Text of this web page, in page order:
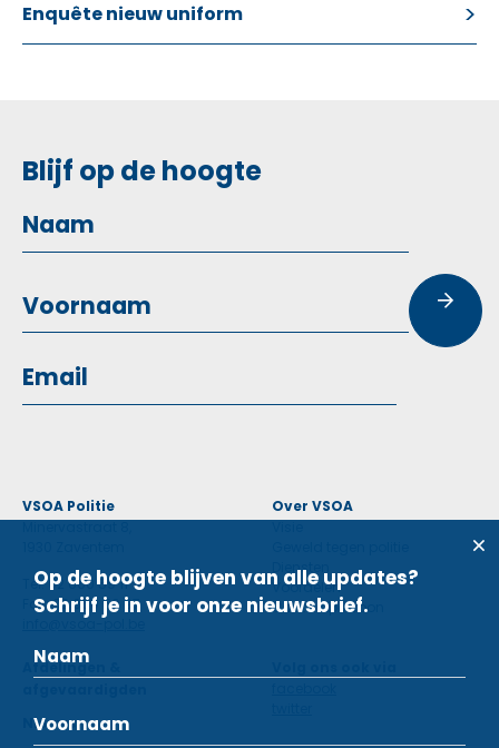
Enquête nieuw uniform
Blijf op de hoogte
VSOA Politie
Tel: 02 660 59 11
Fax: 02 660 50 97
info@vsoa-pol.be
Over VSOA
Diensten
Voordelen
Contactpersoon
Afdelingen &
Nieuws
Op de hoogte blijven van alle updates?
Schrijf je in voor onze nieuwsbrief.